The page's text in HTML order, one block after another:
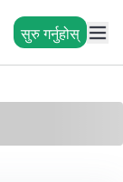
सुरु गर्नुहोस्